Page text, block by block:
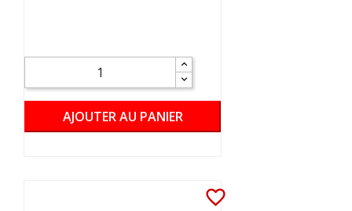
AJOUTER AU PANIER
favorite_border